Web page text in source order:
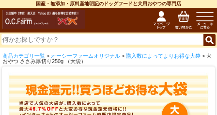
国産・無添加・原料産地明記のドッグフードと犬用おやつの専門店
商品カテゴリ一覧 > オーシーファームオリジナル > 購入数によってよりお得な大袋 > 犬
おやつ ささみ厚切り250g （大袋）